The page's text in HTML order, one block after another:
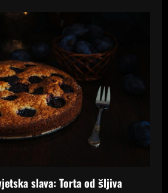
slava: Torta od šljiva